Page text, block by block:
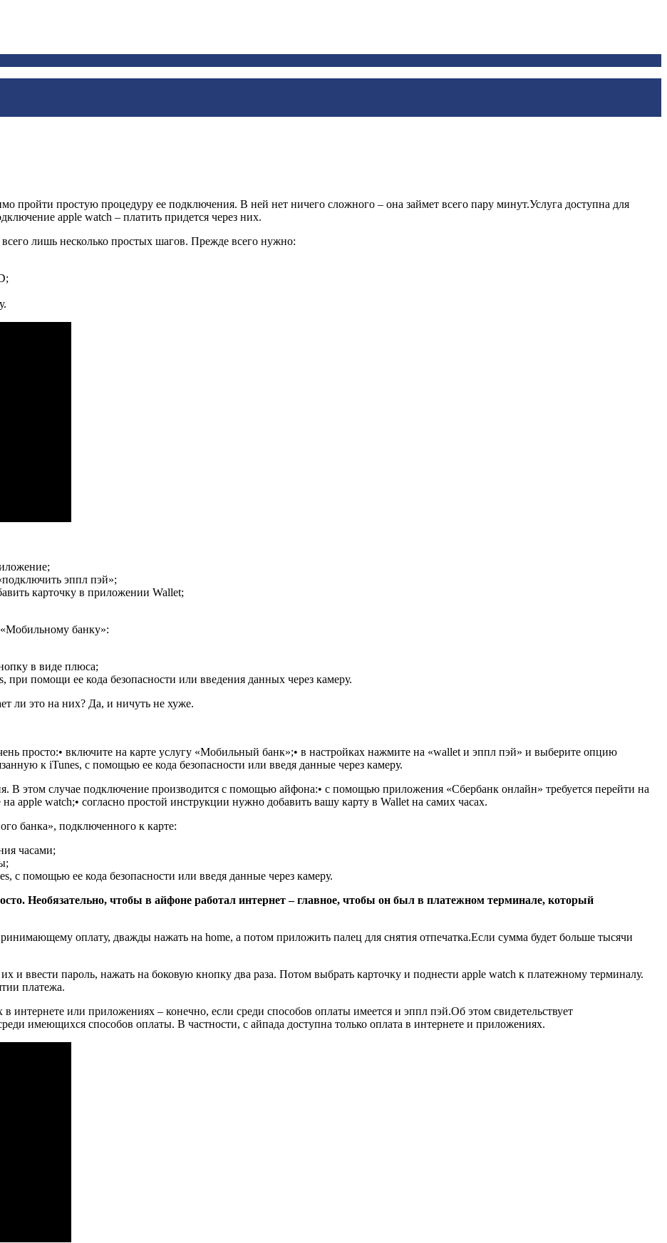
пройти простую процедуру ее подключения. В ней нет ничего сложного – она займет всего пару минут.Услуга доступна для
apple watch – платить придется через них.
лишь несколько простых шагов. Прежде всего нужно:
эппл пэй»;
карточку в приложении Wallet;
«Мобильному банку»:
в виде плюса;
помощи ее кода безопасности или введения данных через камеру.
ли это на них? Да, и ничуть не хуже.
просто:• включите на карте услугу «Мобильный банк»;• в настройках нажмите на «wallet и эппл пэй» и выберите опцию
к iTunes, с помощью ее кода безопасности или введя данные через камеру.
В этом случае подключение производится с помощью айфона:• с помощью приложения «Сбербанк онлайн» требуется перейти на
apple watch;• согласно простой инструкции нужно добавить вашу карту в Wallet на самих часах.
банка», подключенного к карте:
часами;
с помощью ее кода безопасности или введя данные через камеру.
Необязательно, чтобы в айфоне работал интернет – главное, чтобы он был в платежном терминале, который
оплату, дважды нажать на home, а потом приложить палец для снятия отпечатка.Если сумма будет больше тысячи
и ввести пароль, нажать на боковую кнопку два раза. Потом выбрать карточку и поднести apple watch к платежному терминалу.
платежа.
интернете или приложениях – конечно, если среди способов оплаты имеется и эппл пэй.Об этом свидетельствует
имеющихся способов оплаты. В частности, с айпада доступна только оплата в интернете и приложениях.